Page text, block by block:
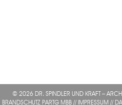
© 2026 DR. SPINDLER UND KRAFT –
BRANDSCHUTZ PARTG MBB // IMPRESSUM //